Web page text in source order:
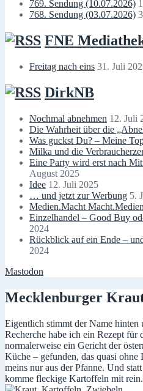
769. Sendung (10.07.2026)
768. Sendung (03.07.2026)
FNE
Freitag nach eins 31. Juli
DirkNB
Nochmal abnehmen 12. Juli
Die Wahrheit über die
Was guckst Du? – Meine
Milka und die
Eine Party wird erst nach
August 2025
Idee 12. Juli 2025
… und jetzt zur Werbung 5.
Medien.Macht Macht.Medien
Einzelhandel – Good Buy
2024
Rückblick auf ein Ende –
2024
Mastodon
Mecklenburger
Eigentlich stimmt der Name hinten
Recherche habe ich ein Rezept
normalerweise ein Gericht der
Küche – gefunden, das quasi
meins nur aus der Pfanne. Und
komme fleckige Kartoffeln mit